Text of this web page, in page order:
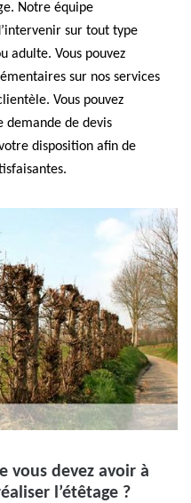
Notre équipe
sur tout type
adulte. Vous pouvez
sur nos services
Vous pouvez
demande de devis
disposition afin de
vous devez avoir à
l’étêtage ?